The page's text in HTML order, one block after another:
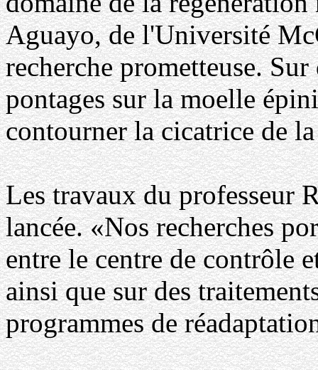
Aguayo, de l'Université
recherche prometteuse.
pontages sur la moelle
contourner la cicatrice de
Les travaux du professeur
lancée. «Nos recherches
entre le centre de contrôle
ainsi que sur des
programmes de